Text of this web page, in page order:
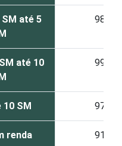
até 5
98
até 10
99
10 SM 97
renda 91